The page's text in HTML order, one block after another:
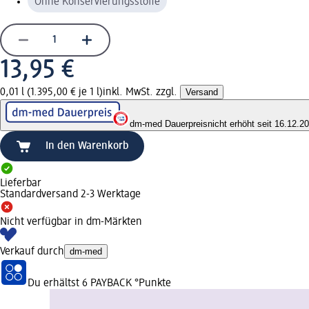
13,95 €
0,01 l (1.395,00 € je 1 l)inkl. MwSt. zzgl. Versand
dm-med Dauerpreisnicht erhöht seit
In den Warenkorb
Lieferbar
Standardversand 2-3 Werktage
Nicht verfügbar in dm-Märkten
Verkauf durch dm-med
Du erhältst 6 PAYBACK °Punkte